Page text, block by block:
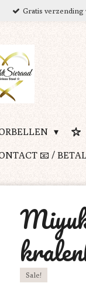
Gratis verzending
📧 /
Sale!